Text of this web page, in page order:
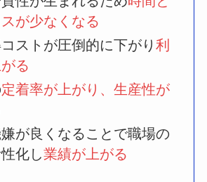
が少なくなる
ストが圧倒的に下がり利
る
定着率が上がり、生産性が
が良くなることで職場の
化し業績が上がる